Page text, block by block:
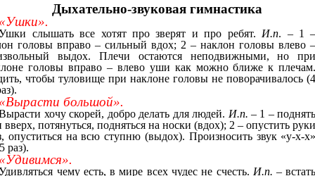
Дыхательно-звуковая гимнастика
слышать все хотят про зверят и про ребят. И.п. – 1
головы вправо – сильный вдох; 2 – наклон головы влево
выдох. Плечи остаются неподвижными, но
головы вправо – влево уши как можно ближе к
чтобы туловище при наклоне головы не поворачивалось
большой».
хочу скорей, добро делать для людей. И.п. – 1 –
вверх, потянуться, подняться на носки (вдох); 2 – опустить
опуститься на всю ступню (выдох). Произносить звук «у-х-
раз).
чему есть, в мире всех чудес не счесть. И.п. –